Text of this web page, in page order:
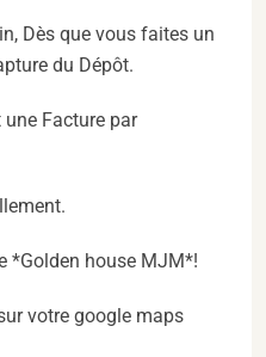
Dès que vous faites un
du Dépôt.
Facture par
*Golden house MJM*!
votre google maps